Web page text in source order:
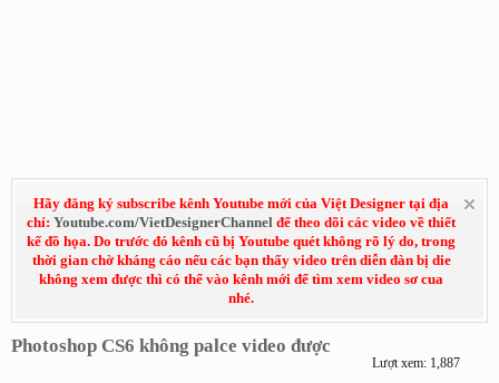
Hãy đăng ký subscribe kênh Youtube mới của Việt Designer tại địa
chỉ: Youtube.com/VietDesignerChannel để theo dõi các video về thiết
kế đồ họa. Do trước đó kênh cũ bị Youtube quét không rõ lý do, trong
thời gian chờ kháng cáo nếu các bạn thấy video trên diễn đàn bị die
không xem được thì có thể vào kênh mới để tìm xem video sơ cua
nhé.
Photoshop CS6 không palce video được
Lượt xem: 1,887